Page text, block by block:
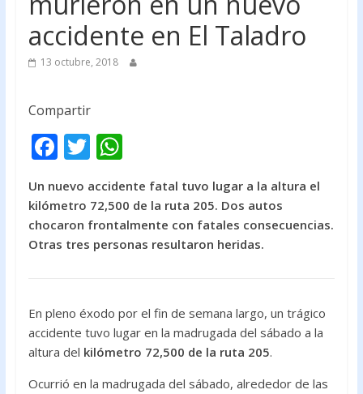
accidente en El Taladro
13 octubre, 2018
Compartir
F
e
b
o
k
T
w
itt
er
W
at
s
A
p
Un nuevo accidente fatal tuvo lugar a la altura el
kilómetro 72,500 de la ruta 205. Dos autos
chocaron frontalmente con fatales consecuencias.
Otras tres personas resultaron heridas.
En pleno éxodo por el fin de semana largo, un trágico
accidente tuvo lugar en la madrugada del sábado a la
altura del kilómetro 72,500 de la ruta 205.
Ocurrió en la madrugada del sábado, alrededor de las